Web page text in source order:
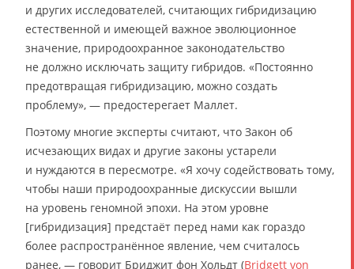
и других исследователей, считающих гибридизацию
естественной и имеющей важное эволюционное
значение, природоохранное законодательство
не должно исключать защиту гибридов. «Постоянно
предотвращая гибридизацию, можно создать
проблему», — предостерегает Маллет.
Поэтому многие эксперты считают, что Закон об
исчезающих видах и другие законы устарели
и нуждаются в пересмотре. «Я хочу содействовать тому,
чтобы наши природоохранные дискуссии вышли
на уровень геномной эпохи. На этом уровне
[гибридизация] предстаёт перед нами как гораздо
более распространённое явление, чем считалось
ранее, — говорит Бриджит фон Хольдт (Bridgett von